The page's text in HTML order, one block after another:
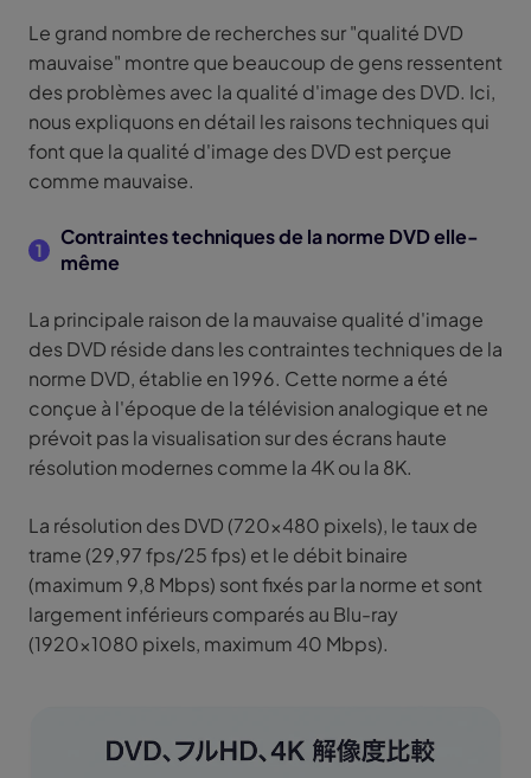
Le grand nombre de recherches sur "qualité DVD
mauvaise" montre que beaucoup de gens ressentent
des problèmes avec la qualité d'image des DVD. Ici,
nous expliquons en détail les raisons techniques qui
font que la qualité d'image des DVD est perçue
comme mauvaise.
1
Contraintes techniques de la norme DVD elle-
même
La principale raison de la mauvaise qualité d'image
des DVD réside dans les contraintes techniques de la
norme DVD, établie en 1996. Cette norme a été
conçue à l'époque de la télévision analogique et ne
prévoit pas la visualisation sur des écrans haute
résolution modernes comme la 4K ou la 8K.
La résolution des DVD (720x480 pixels), le taux de
trame (29,97 fps/25 fps) et le débit binaire
(maximum 9,8 Mbps) sont fixés par la norme et sont
largement inférieurs comparés au Blu-ray
(1920x1080 pixels, maximum 40 Mbps).